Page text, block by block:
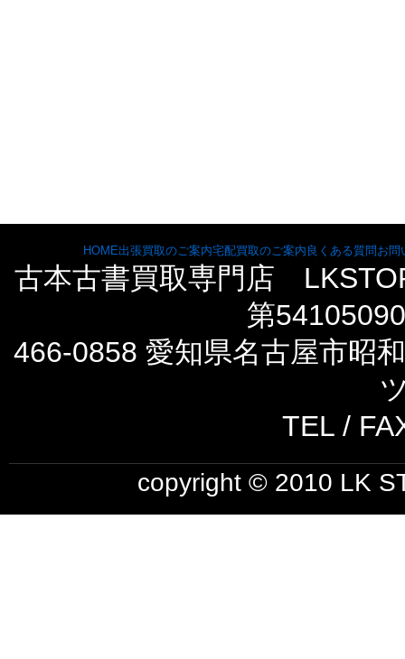
HOME出張買取のご案内宅配買取のご案内 良くある質問お問
古本古書買取専門店
第
466-0858 愛知県名古屋市昭
TEL /
copyright © 2010 LK